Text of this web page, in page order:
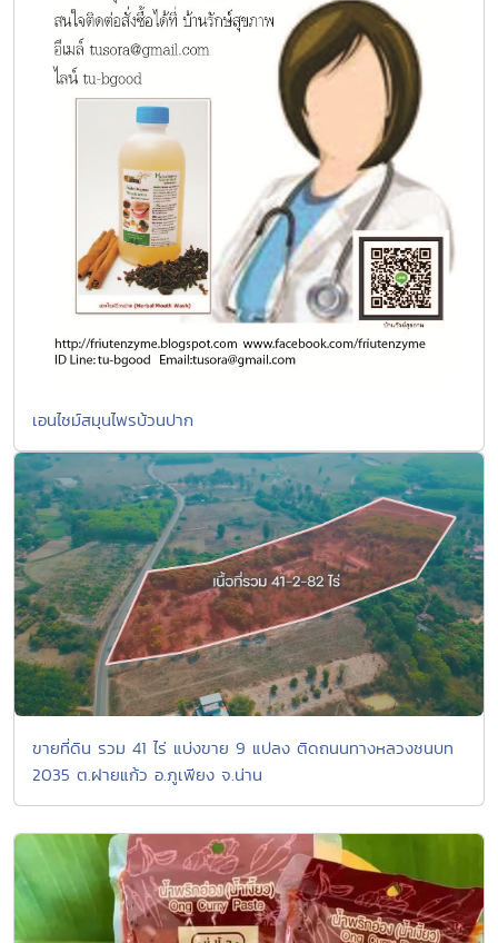
เอนไซม์สมุนไพรบ้วนปาก
ขายที่ดิน รวม 41 ไร่ แบ่งขาย 9 แปลง ติดถนนทางหลวงชนบท
2035 ต.ฝายแก้ว อ.ภูเพียง จ.น่าน